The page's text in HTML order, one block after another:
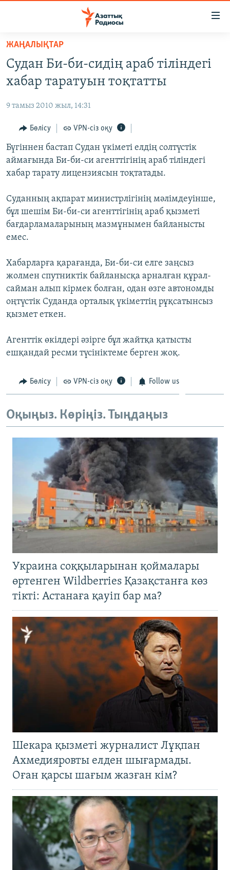
Skip
main
content
to
Navigation
Skip
to
Search
САЯСАТ
AZATTYQTV
ҚАҢТАР ОҚИҒАСЫ
АДАМ ҚҰҚЫҚТАРЫ
ӘЛЕУМЕТ
ӘЛЕМ
Русский
ЖАЗЫЛЫҢЫЗ
Басқа тілдерде
ЖАҢАЛЫҚТАР
Судан Би-би-сидің араб тіліндегі
хабар таратуын тоқтатты
9 тамыз 2010 жыл, 14:31
Бөлісу VPN-сіз оқу
Бүгіннен бастап Судан үкіметі елдің солтүстік
аймағында Би-би-си агенттігінің араб тіліндегі
хабар тарату лицензиясын тоқтатады.
Суданның ақпарат министрлігінің мәлімдеуінше,
бұл шешім Би-би-си агенттігінің араб қызметі
бағдарламаларының мазмұнымен байланысты
емес.
Хабарларға қарағанда, Би-би-си елге заңсыз
жолмен спутниктік байланысқа арналған құрал-
сайман алып кірмек болған, одан өзге автономды
оңтүстік Суданда орталық үкіметтің рұқсатынсыз
қызмет еткен.
Агенттік өкілдері әзірге бұл жайтқа қатысты
ешқандай ресми түсініктеме берген жоқ.
Бөлісу VPN-сіз оқу Follow us
Оқыңыз. Көріңіз. Тыңдаңыз
Украина соққыларынан қоймалары
өртенген Wildberries Қазақстанға көз
тікті: Астанаға қауіп бар ма?
Шекара қызметі журналист Лұқпан
Ахмедияровты елден шығармады.
Оған қарсы шағым жазған кім?